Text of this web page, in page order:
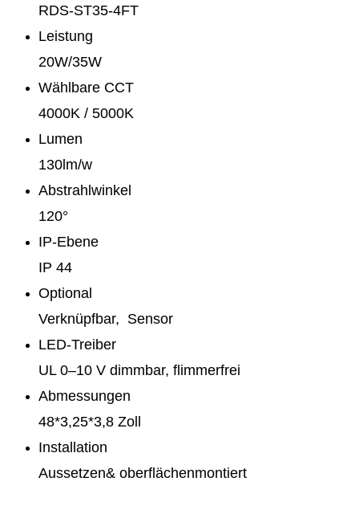
RDS-ST35-4FT
Leistung
20W/35W
Wählbare CCT
4000K / 5000K
Lumen
130lm/w
Abstrahlwinkel
120°
IP-Ebene
IP 44
Optional
Verknüpfbar, Sensor
LED-Treiber
UL 0–10 V dimmbar, flimmerfrei
Abmessungen
48*3,25*3,8 Zoll
Installation
Aussetzen& oberflächenmontiert